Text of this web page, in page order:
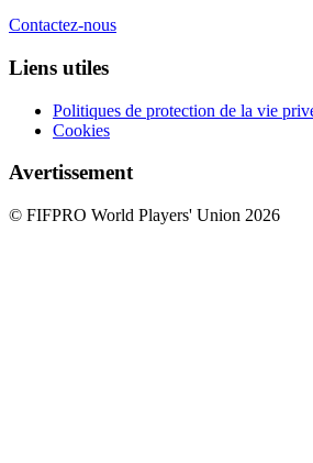
Contactez-nous
Liens utiles
Politiques de protection de la vie
Cookies
Avertissement
© FIFPRO World Players' Union 2026